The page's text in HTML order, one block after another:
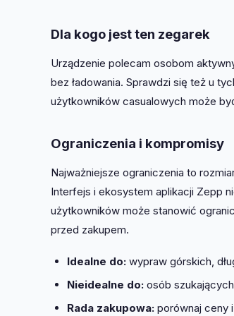
Dla kogo jest ten zegarek
Urządzenie polecam osobom
bez ładowania. Sprawdzi się też u
użytkowników casualowych może
Ograniczenia i kompromisy
Najważniejsze ograniczenia to
Interfejs i ekosystem aplikacji Zepp
użytkowników może stanowić
przed zakupem.
Idealne do:wypraw górskich,
Nieidealne do:osób
Rada zakupowa:porównaj ceny